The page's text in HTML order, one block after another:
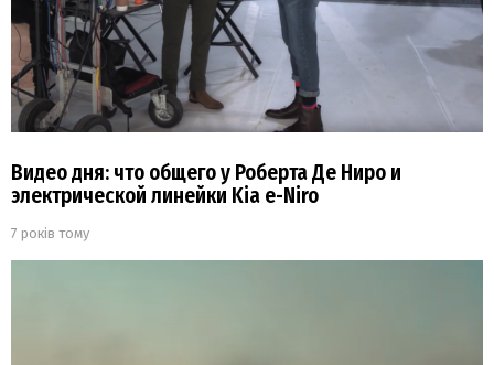
Видео дня: что общего у Роберта Де Ниро и
электрической линейки Kia e-Niro
7 років тому